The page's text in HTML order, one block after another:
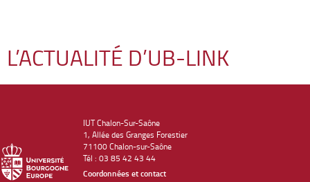
L’ACTUALITÉ D’UB-LINK
IUT Chalon-Sur-Saône
1, Allée des Granges Forestier
71100 Chalon-sur-Saône
Tél : 03 85 42 43 44
Coordonnées et contact